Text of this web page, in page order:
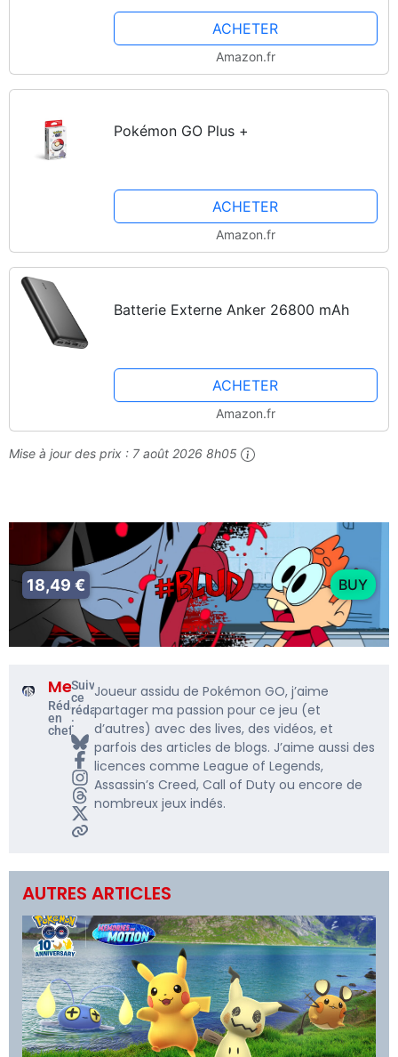
ACHETER
Amazon.fr
Pokémon GO Plus +
ACHETER
Amazon.fr
Batterie Externe Anker 26800 mAh
ACHETER
Amazon.fr
Mise à jour des prix : 7 août 2026 8h05
18,49 € BUY
Me5rine_
Rédacteur
en
chef
Suivre
ce
rédacteur
:
Joueur assidu de Pokémon GO, j’aime
partager ma passion pour ce jeu (et
d’autres) avec des lives, des vidéos, et
parfois des articles de blogs. J’aime aussi des
licences comme League of Legends,
Assassin’s Creed, Call of Duty ou encore de
nombreux jeux indés.
AUTRES ARTICLES